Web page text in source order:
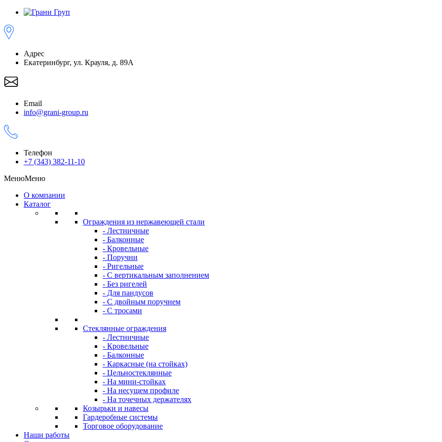
Адрес
Екатеринбург, ул. Крауля, д. 89А
Email
info@grani-group.ru
Телефон
+7 (343) 382-11-10
МенюМеню
О компании
Каталог
Ограждения из нержавеющей стали
- Лестничные
- Балконные
- Кровельные
- Поручни
- Ригельные
- С вертикальным заполнением
- Без ригелей
- Для пандусов
- С двойным поручнем
- С тросами
Стеклянные ограждения
- Лестничные
- Кровельные
- Балконные
- Каркасные (на стойках)
- Цельностеклянные
- На мини-стойках
- На несущем профиле
- На точечных держателях
Козырьки и навесы
Гардеробные системы
Торговое оборудование
Наши работы